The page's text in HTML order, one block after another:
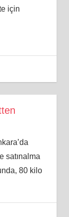
için
satınalma
80 kilo